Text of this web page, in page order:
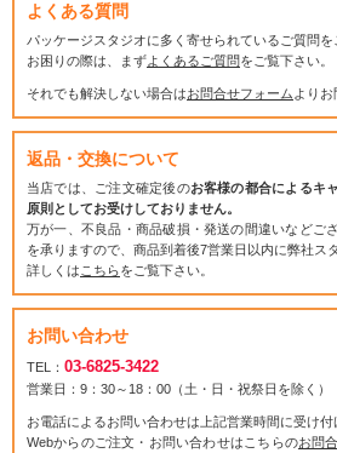
よくある質問
パッケージスタジオに多く寄せられているご質問を
お困りの際は、まずよくあるご質問をご覧下さい。
それでも解決しない場合はお問合せフォーム よりお
返品・交換について
当店では、ご注文確定後のお客様の都合によるキ
原則としてお受けしておりません。
万が一、不良品・商品破損・発送の間違いなどご
を承りますので、商品到着後7営業日以内に弊社ス
詳しくは こちらをご覧下さい。
お問い合わせ
TEL： 03-6825-3422
営業日：9：30～18：00（土・日・祝祭日を除く）
お電話によるお問い合わせは上記営業時間に受け付
Webからのご注文・お問い合わせはこちらのお問